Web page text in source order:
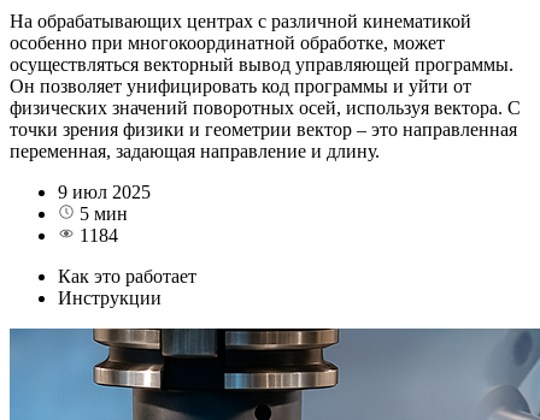
На обрабатывающих центрах с различной кинематикой
особенно при многокоординатной обработке, может
осуществляться векторный вывод управляющей программы.
Он позволяет унифицировать код программы и уйти от
физических значений поворотных осей, используя вектора. С
точки зрения физики и геометрии вектор – это направленная
переменная, задающая направление и длину.
9 июл 2025
5 мин
1184
Как это работает
Инструкции